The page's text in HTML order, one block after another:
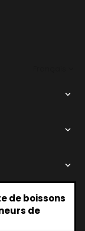



de boissons
de